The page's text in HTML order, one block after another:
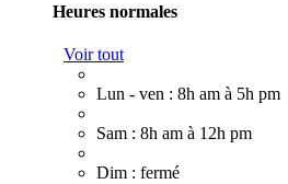
Heures normales
Voir tout
Lun - ven : 8h am à 5h pm
Sam : 8h am à 12h pm
Dim : fermé